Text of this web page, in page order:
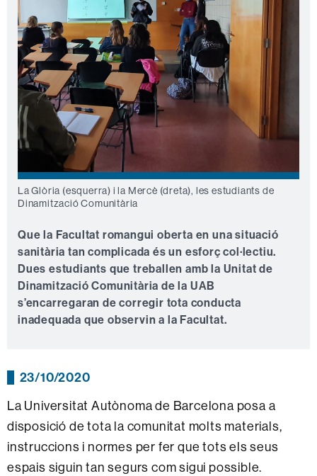
La Glòria (esquerra) i la Mercè (dreta), les estudiants de
Dinamització Comunitària
Que la Facultat romangui oberta en una situació
sanitària tan complicada és un esforç col·lectiu.
Dues estudiants que treballen amb la Unitat de
Dinamització Comunitària de la UAB
s’encarregaran de corregir tota conducta
inadequada que observin a la Facultat.
23/10/2020
La Universitat Autònoma de Barcelona posa a
disposició de tota la comunitat molts materials,
instruccions i normes per fer que tots els seus
espais siguin tan segurs com sigui possible.